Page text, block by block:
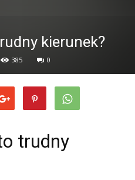
kierunek?
385 0
trudny